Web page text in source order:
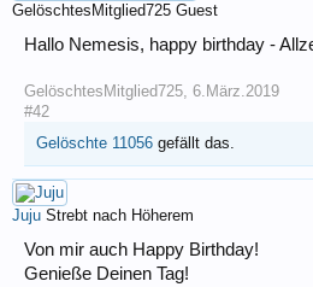
GelöschtesMitglied725 Guest
Hallo Nemesis, happy birthday -
GelöschtesMitglied725, 6.März.2019
#42
Gelöschte 11056 gefällt das.
Juju Strebt nach Höherem
Von mir auch Happy Birthday!
Genieße Deinen Tag!